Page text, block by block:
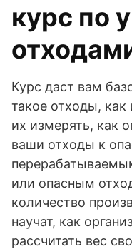
курс по
Курс даст вам
такое отходы, как
их измерять, как
ваши отходы к
или опасным
количество
научат, как
рассчитать вес